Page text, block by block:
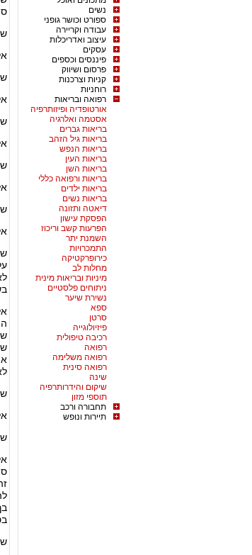
נשים
ספורט וכושר גופני
עבודה וקריירה
עיצוב ואדריכלות
עסקים
פיננסים וכספים
פרסום ושיווק
קניות וצרכנות
רוחניות
רפואה ובריאות
אורטופדיה ופיזותרפיה
אסטמה ואלרגיה
בריאות גברים
בריאות גיל הזהב
בריאות הנפש
בריאות העין
בריאות השן
בריאות ורפואה כללי
בריאות ילדים
בריאות נשים
דיאטה ותזונה
הפסקת עישון
הפרעות קשב וריכוז
השמנת יתר
התמכרויות
כירופרקטיקה
מחלות לב
מיניות ובריאות מינית
ניתוחים פלסטיים
נשירת שיער
ספא
סרטן
פיזיולוגייה
רכיבה טיפולית
רפואה
רפואה משלימה
רפואה סינית
שינה
שיקום והידרותרפיה
תוספי מזון
תחבורה ורכב
תיירות ונופש